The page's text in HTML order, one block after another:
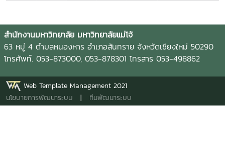
สำนักงานมหาวิทยาลัย มหาวิทยาลัยแม่โจ้
63 หมู่ 4 ตำบลหนองหาร อำเภอสันทราย จังหวัดเชียงใหม่ 50290
โทรศัพท์. 053-873000, 053-878301 โทรสาร 053-498862
Web Template Management 2021
นโยบายการพัฒนาระบบ | ทีมพัฒนาระบบ